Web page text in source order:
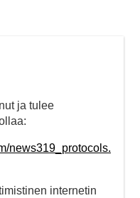
ja tulee
news319_protocols.
internetin